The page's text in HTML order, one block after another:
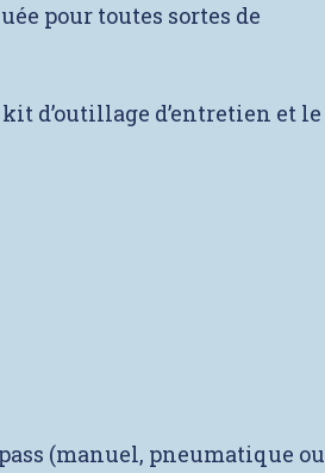
pour toutes sortes de
d’outillage d’entretien et le
(manuel, pneumatique ou